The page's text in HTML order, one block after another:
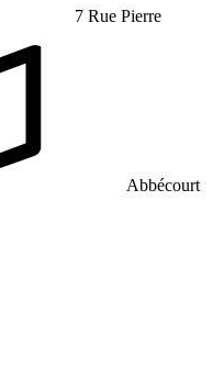
7 Rue Pierre
Abbécourt